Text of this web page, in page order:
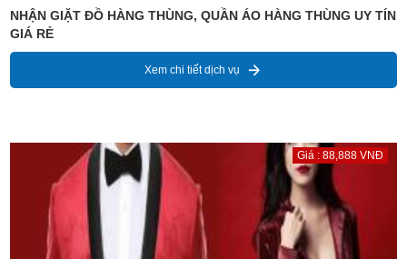
NHẬN GIẶT ĐỒ HÀNG THÙNG, QUẦN ÁO HÀNG THÙNG UY TÍN
GIÁ RẺ
Xem chi tiết dịch vụ
Giá : 88,888 VNĐ